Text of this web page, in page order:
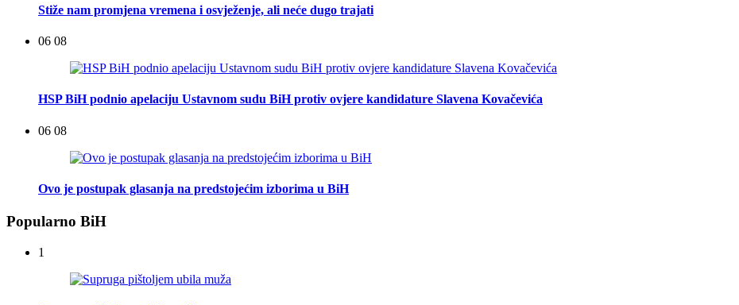
Stiže nam promjena vremena i osvježenje, ali neće dugo trajati
06 08
HSP BiH podnio apelaciju Ustavnom sudu BiH protiv ovjere kandidature Slavena Kovačevića
06 08
Ovo je postupak glasanja na predstojećim izborima u BiH
Popularno BiH
1